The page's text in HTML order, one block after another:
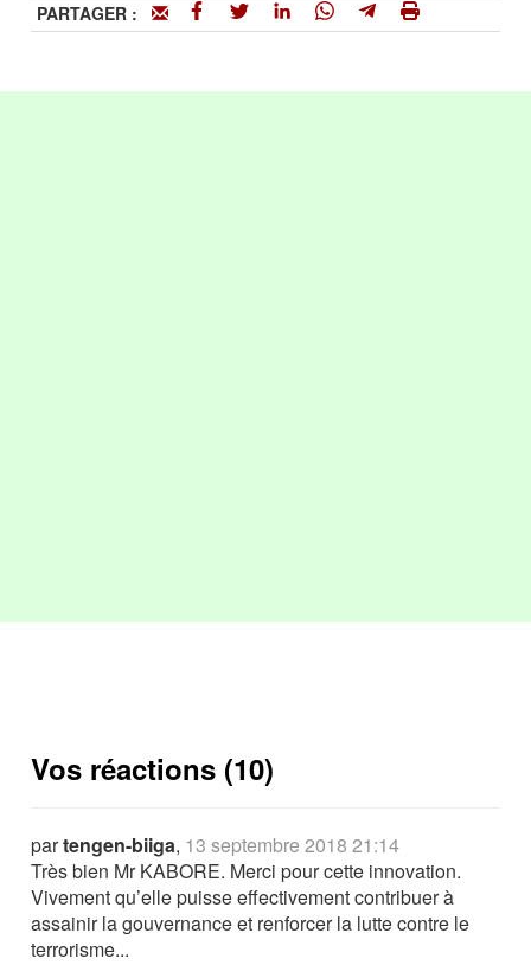
PARTAGER :
Vos réactions (10)
partengen-biiga, 13 septembre 2018 21:14
Très bien Mr KABORE. Merci pour cette innovation.
Vivement qu’elle puisse effectivement contribuer à
assainir la gouvernance et renforcer la lutte contre le
terrorisme...